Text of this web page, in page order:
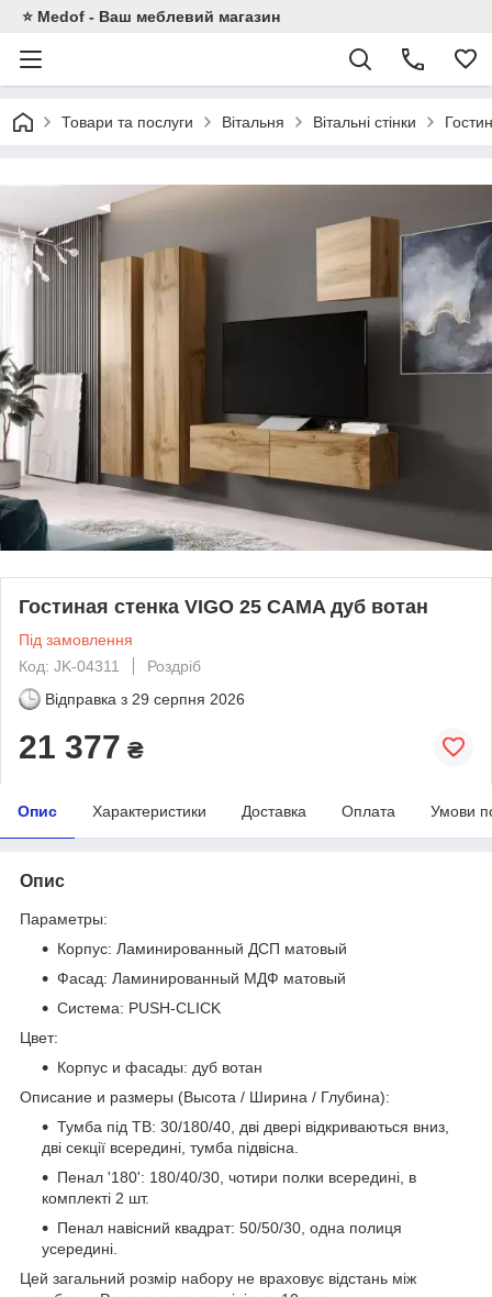
⭐ Medof - Ваш меблевий магазин
Товари та послуги Вітальня Вітальні стінки
Гостиная стенка VIGO 25 CAMA дуб вотан
Під замовлення
Код: JK-04311
Роздріб
Відправка з 29 серпня 2026
21 377 ₴
Опис Характеристики Доставка Оплата Умови
Опис
Параметры:
Корпус: Ламинированный ДСП матовый
Фасад: Ламинированный МДФ матовый
Система: PUSH-CLICK
Цвет:
Корпус и фасады: дуб вотан
Описание и размеры (Высота / Ширина / Глубина):
Тумба під ТВ: 30/180/40, дві двері відкриваються вниз,
дві секції всередині, тумба підвісна.
Пенал '180': 180/40/30, чотири полки всередині, в
комплекті 2 шт.
Пенал навісний квадрат: 50/50/30, одна полиця
усередині.
Цей загальний розмір набору не враховує відстань між